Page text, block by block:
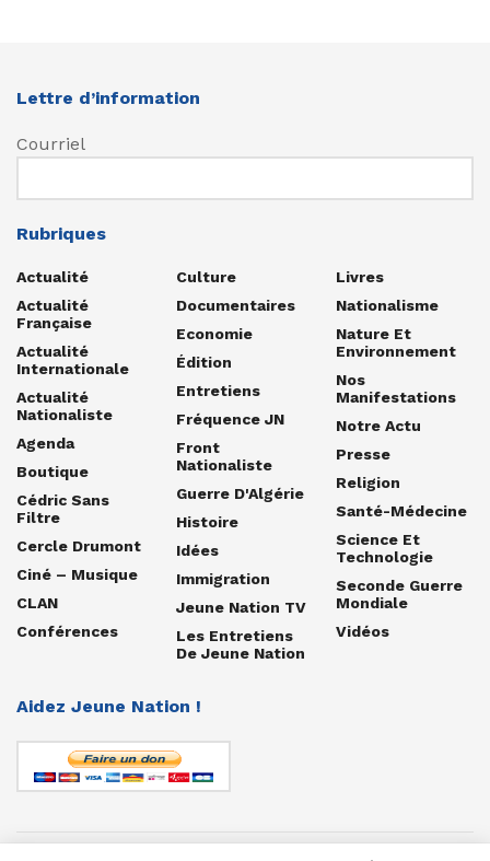
Lettre d’information
Courriel
Rubriques
Actualité
Actualité
Française
Actualité
Internationale
Actualité
Nationaliste
Agenda
Boutique
Cédric Sans
Filtre
Cercle Drumont
Ciné – Musique
CLAN
Conférences
Culture
Documentaires
Economie
Édition
Entretiens
Fréquence JN
Front
Nationaliste
Guerre D'Algérie
Histoire
Idées
Immigration
Jeune Nation TV
Les Entretiens
De Jeune Nation
Livres
Nationalisme
Nature Et
Environnement
Nos
Manifestations
Notre Actu
Presse
Religion
Santé-Médecine
Science Et
Technologie
Seconde Guerre
Mondiale
Vidéos
Aidez Jeune Nation !